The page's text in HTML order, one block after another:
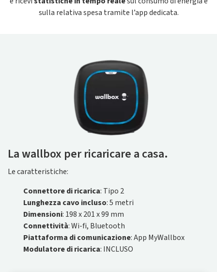
sulla relativa spesa tramite l’app dedicata.
La wallbox per ricaricare a casa.
Le caratteristiche:
Connettore di ricarica: Tipo 2
Lunghezza cavo incluso: 5 metri
Dimensioni: 198 x 201 x 99 mm
Connettività: Wi-fi, Bluetooth
Piattaforma di comunicazione: App MyWallbox
Modulatore di ricarica: INCLUSO